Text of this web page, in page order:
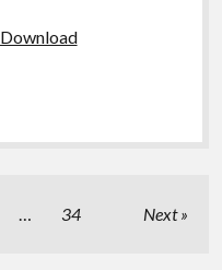
Download
… 34 Next